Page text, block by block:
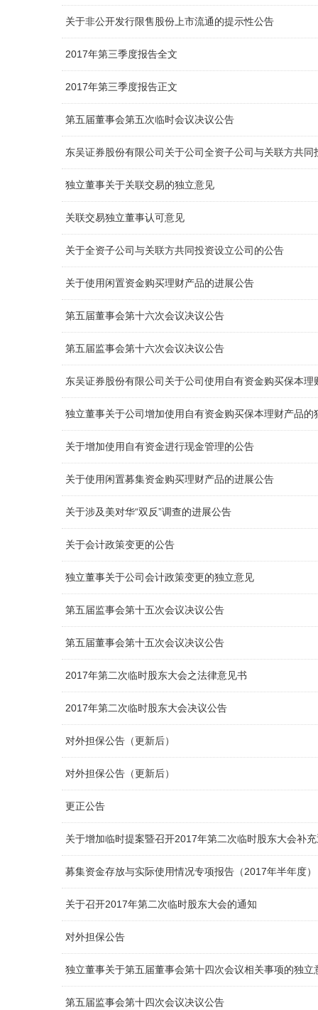
关于非公开发行限售股份上市流通的提示性公告
2017年第三季度报告全文
2017年第三季度报告正文
第五届董事会第五次临时会议决议公告
东吴证券股份有限公司关于公司全资子公司与关联方共
独立董事关于关联交易的独立意见
关联交易独立董事认可意见
关于全资子公司与关联方共同投资设立公司的公告
关于使用闲置资金购买理财产品的进展公告
第五届董事会第十六次会议决议公告
第五届监事会第十六次会议决议公告
东吴证券股份有限公司关于公司使用自有资金购买保本理
独立董事关于公司增加使用自有资金购买保本理财产品的
关于增加使用自有资金进行现金管理的公告
关于使用闲置募集资金购买理财产品的进展公告
关于涉及美对华“双反”调查的进展公告
关于会计政策变更的公告
独立董事关于公司会计政策变更的独立意见
第五届监事会第十五次会议决议公告
第五届董事会第十五次会议决议公告
2017年第二次临时股东大会之法律意见书
2017年第二次临时股东大会决议公告
对外担保公告（更新后）
对外担保公告（更新后）
更正公告
关于增加临时提案暨召开2017年第二次临时股东大会补
募集资金存放与实际使用情况专项报告（2017年半年度）
关于召开2017年第二次临时股东大会的通知
对外担保公告
独立董事关于第五届董事会第十四次会议相关事项的独立
第五届监事会第十四次会议决议公告